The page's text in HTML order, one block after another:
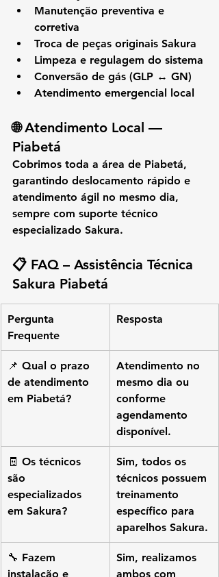
Manutenção preventiva e
corretiva
Troca de peças originais Sakura
Limpeza e regulagem do sistema
Conversão de gás (GLP ↔ GN)
Atendimento emergencial local
🌐 Atendimento Local —
Piabetá
Cobrimos toda a área de Piabetá,
garantindo deslocamento rápido e
atendimento ágil no mesmo dia,
sempre com suporte técnico
especializado Sakura.
📋 FAQ – Assistência Técnica
Sakura Piabetá
Pergunta
Frequente
Resposta
📌 Qual o prazo
de atendimento
em Piabetá?
Atendimento no
mesmo dia ou
conforme
agendamento
disponível.
🧾 Os técnicos
são
especializados
em Sakura?
Sim, todos os
técnicos possuem
treinamento
específico para
aparelhos Sakura.
🔧 Fazem
instalação e
Sim, realizamos
ambos com